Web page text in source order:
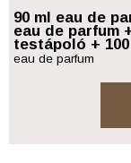
90 ml eau de
eau de parfum
testápoló +
eau de parfum